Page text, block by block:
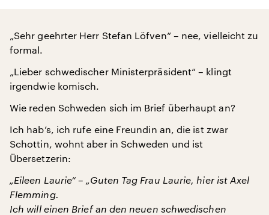
„Sehr geehrter Herr Stefan Löfven“ – nee, vielleicht zu
formal.
„Lieber schwedischer Ministerpräsident“ – klingt
irgendwie komisch.
Wie reden Schweden sich im Brief überhaupt an?
Ich hab’s, ich rufe eine Freundin an, die ist zwar
Schottin, wohnt aber in Schweden und ist
Übersetzerin:
„Eileen Laurie“– „Guten Tag Frau Laurie, hier ist Axel
Flemming.
Ich will einen Brief an den neuen schwedischen